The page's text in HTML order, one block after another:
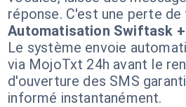
réponse. C'est une perte
Automatisation Swiftask
Le système envoie
via MojoTxt 24h avant le
d'ouverture des SMS
informé instantanément.